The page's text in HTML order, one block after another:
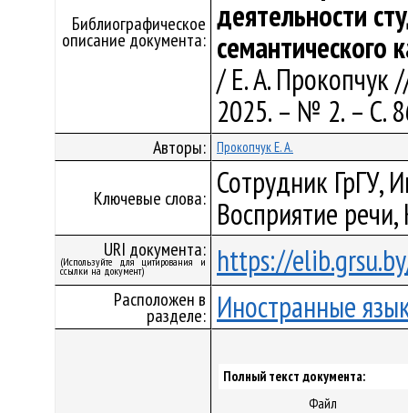
Библиографическое
описание документа:
деятельности
семантического
/ Е. А. Прокопчук
2025. – № 2. – С.
Авторы: Прокопчук Е. А.
Ключевые слова: Сотрудник ГрГУ,
Восприятие
URI документа:
(Используйте для цитирования и
ссылки на документ) https://
Расположен в
разделе: Иностранные
Полный текст документа:
Файл